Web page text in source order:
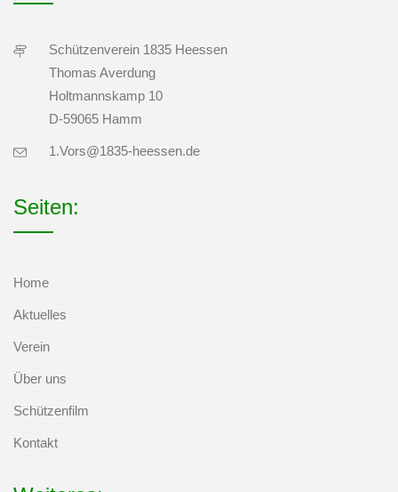
Schützenverein 1835 Heessen
Thomas Averdung
Holtmannskamp 10
D-59065 Hamm
1.Vors@1835-heessen.de
Seiten:
Home
Aktuelles
Verein
Über uns
Schützenfilm
Kontakt